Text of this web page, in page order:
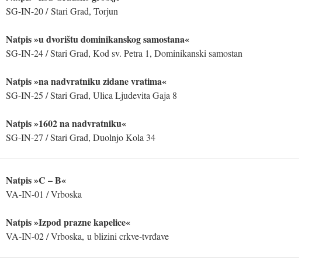
SG-IN-20 / Stari Grad, Torjun
Natpis »u dvorištu dominikanskog samostana«
SG-IN-24 / Stari Grad, Kod sv. Petra 1, Dominikanski samostan
Natpis »na nadvratniku zidane vratima«
SG-IN-25 / Stari Grad, Ulica Ljudevita Gaja 8
Natpis »1602 na nadvratniku«
SG-IN-27 / Stari Grad, Duolnjo Kola 34
Natpis »C – B«
VA-IN-01 / Vrboska
Natpis »Izpod prazne kapelice«
VA-IN-02 / Vrboska, u blizini crkve-tvrđave